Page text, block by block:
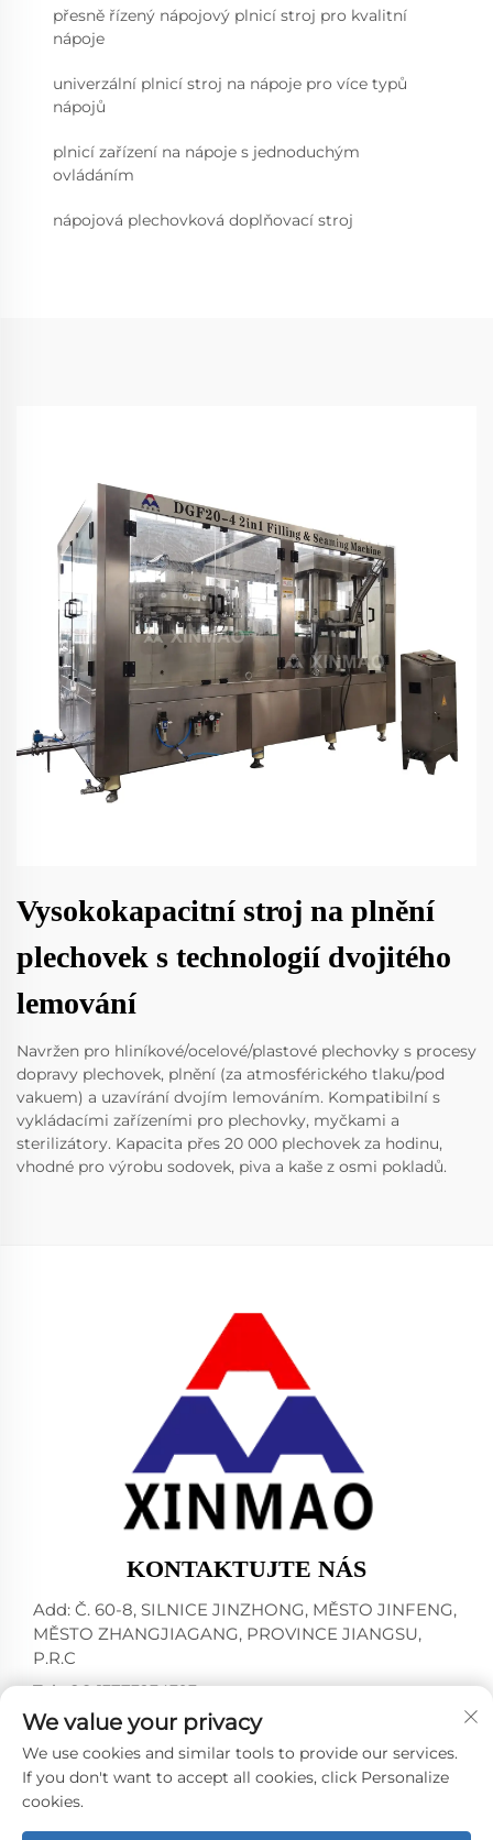
přesně řízený nápojový plnicí stroj pro kvalitní
nápoje
univerzální plnicí stroj na nápoje pro více typů
nápojů
plnicí zařízení na nápoje s jednoduchým
ovládáním
nápojová plechovková doplňovací stroj
Vysokokapacitní stroj na plnění
plechovek s technologií dvojitého
lemování
Navržen pro hliníkové/ocelové/plastové plechovky s procesy
dopravy plechovek, plnění (za atmosférického tlaku/pod
vakuem) a uzavírání dvojím lemováním. Kompatibilní s
vykládacími zařízeními pro plechovky, myčkami a
sterilizátory. Kapacita přes 20 000 plechovek za hodinu,
vhodné pro výrobu sodovek, piva a kaše z osmi pokladů.
KONTAKTUJTE NÁS
Add: Č. 60-8, SILNICE JINZHONG, MĚSTO JINFENG,
MĚSTO ZHANGJIAGANG, PROVINCE JIANGSU,
P.R.C
Tel:+86-13773234393
E-mail: [email protected]
Všechna práva vyhrazena © 2024 ZHANGJIAGANG CITY
XINMAO DRINK MACHINERY CO.,LTD. -Zásady
We value your privacy
We use cookies and similar tools to provide our services.
If you don't want to accept all cookies, click Personalize
cookies.